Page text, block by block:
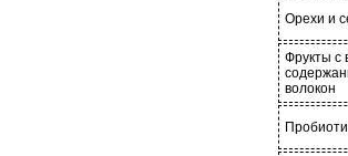
Орехи и
Фрукты с
волокон